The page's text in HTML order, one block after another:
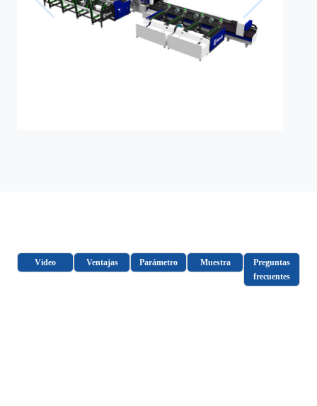
Video Ventajas Parámetro Muestra
Preguntas
frecuentes